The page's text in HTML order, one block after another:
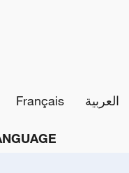
Français العربية